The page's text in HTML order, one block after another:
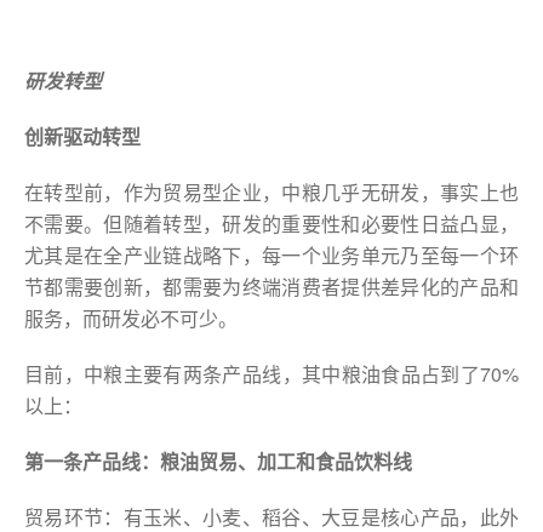
研发转型
创新驱动转型
在转型前，作为贸易型企业，中粮几乎无研发，事实上也
不需要。但随着转型，研发的重要性和必要性日益凸显，
尤其是在全产业链战略下，每一个业务单元乃至每一个环
节都需要创新，都需要为终端消费者提供差异化的产品和
服务，而研发必不可少。
目前，中粮主要有两条产品线，其中粮油食品占到了70%
以上：
第一条产品线：粮油贸易、加工和食品饮料线
贸易环节：有玉米、小麦、稻谷、大豆是核心产品，此外